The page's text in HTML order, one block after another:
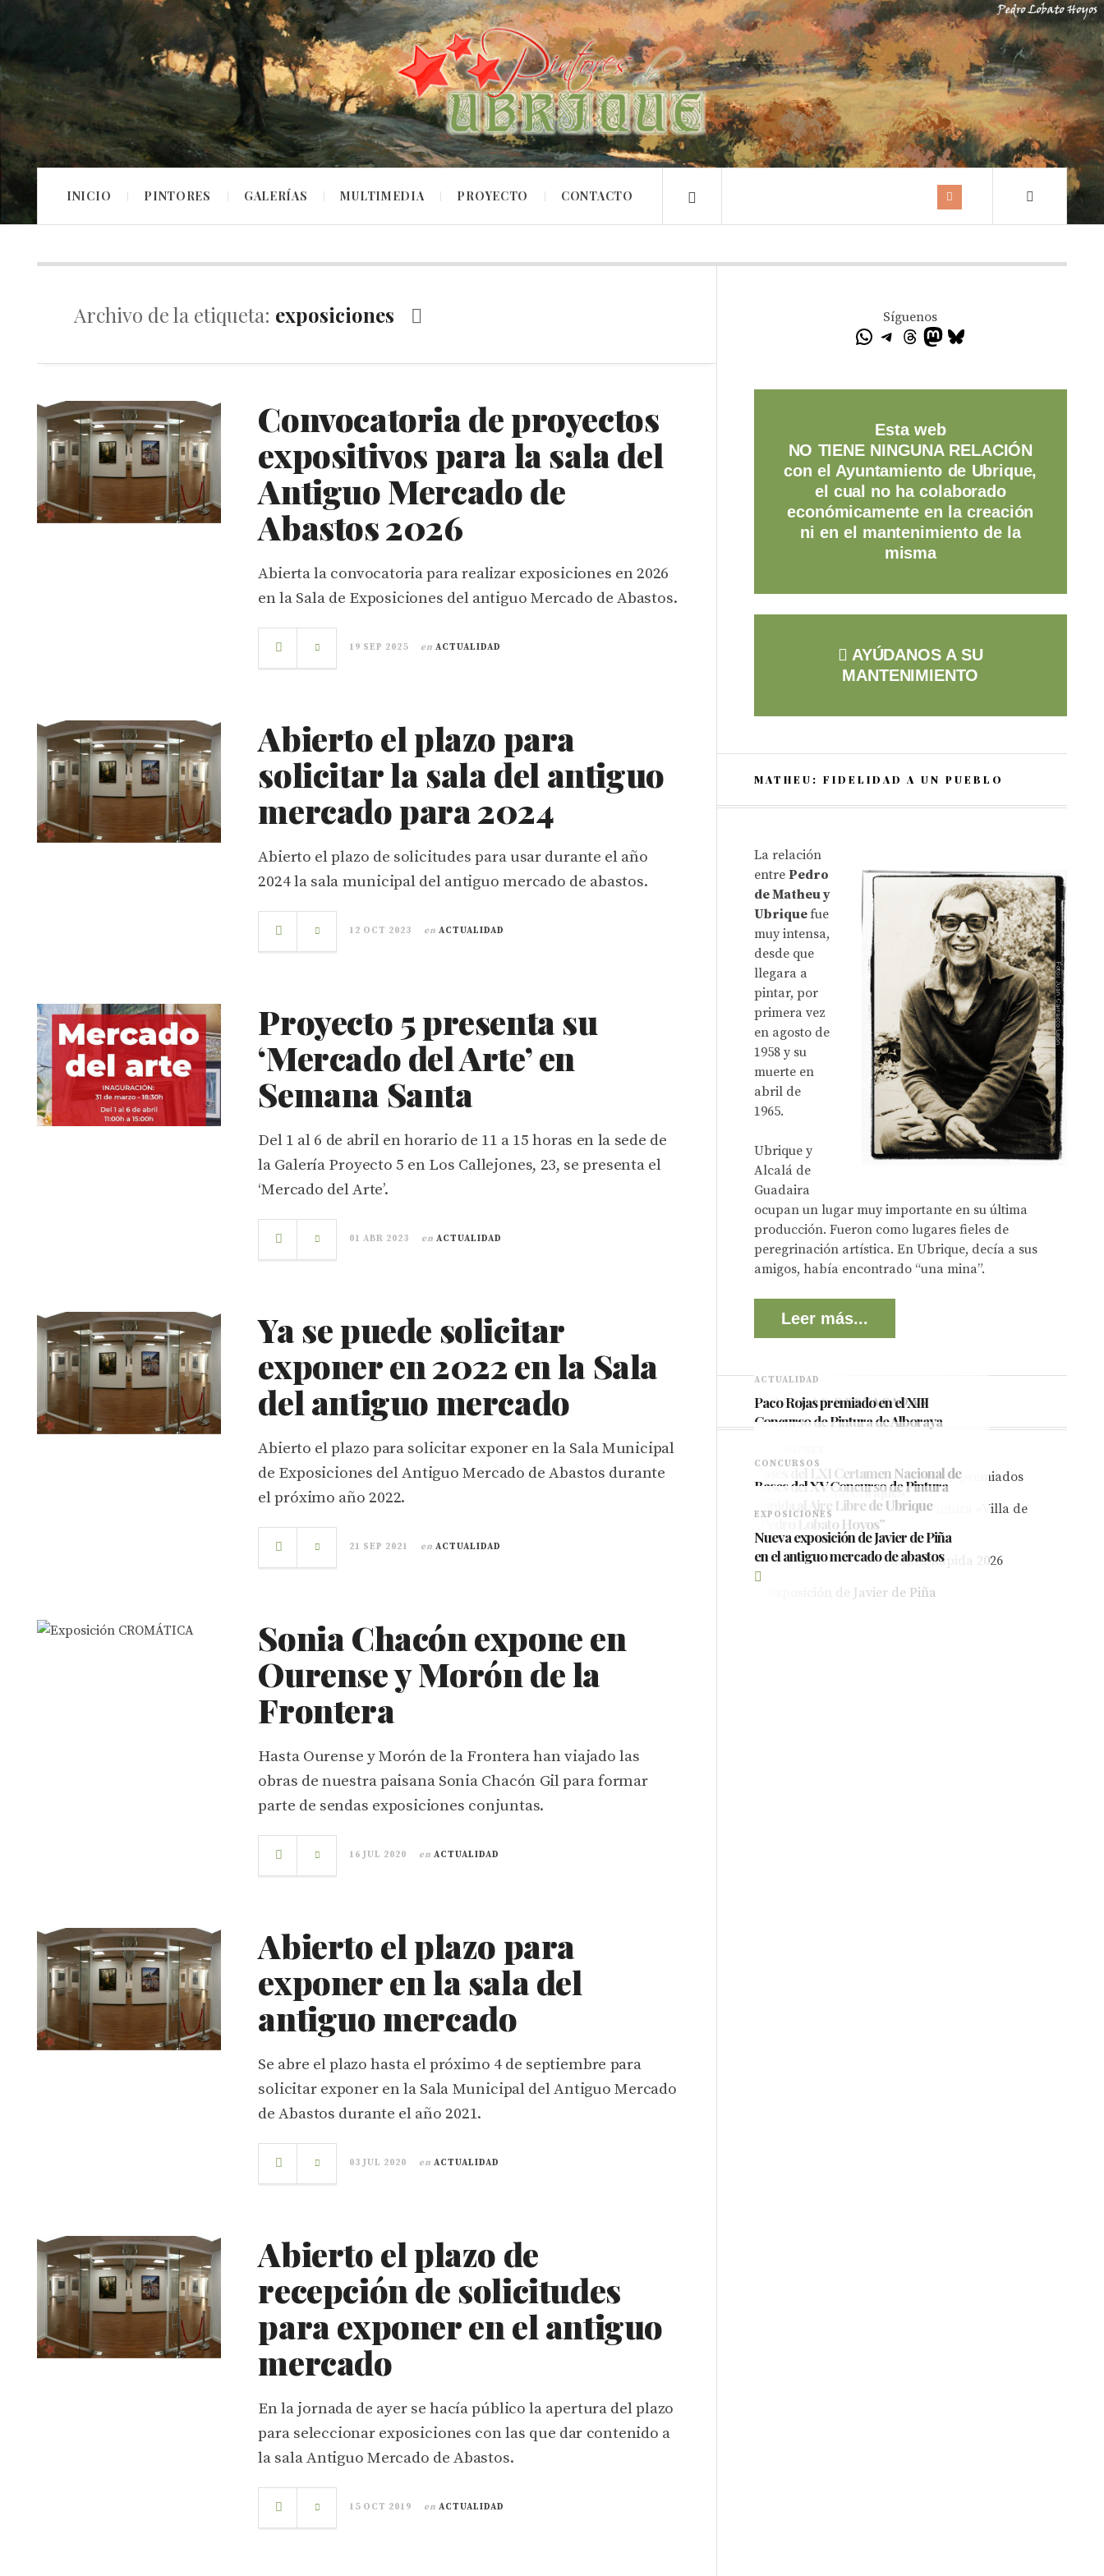
INICIO PINTORES GALERÍAS MULTIMEDIA PROYECTO CONTACTO
Archivo de la etiqueta: exposiciones
Convocatoria de proyectos
expositivos para la sala del
Antiguo Mercado de
Abastos 2026
Abierta la convocatoria para realizar exposiciones en 2026
en la Sala de Exposiciones del antiguo Mercado de Abastos.
19 SEP 2025 en ACTUALIDAD
Abierto el plazo para
solicitar la sala del antiguo
mercado para 2024
Abierto el plazo de solicitudes para usar durante el año
2024 la sala municipal del antiguo mercado de abastos.
12 OCT 2023 en ACTUALIDAD
Proyecto 5 presenta su
‘Mercado del Arte’ en
Semana Santa
Del 1 al 6 de abril en horario de 11 a 15 horas en la sede de
la Galería Proyecto 5 en Los Callejones, 23, se presenta el
‘Mercado del Arte’.
01 ABR 2023 en ACTUALIDAD
Ya se puede solicitar
exponer en 2022 en la Sala
del antiguo mercado
Abierto el plazo para solicitar exponer en la Sala Municipal
de Exposiciones del Antiguo Mercado de Abastos durante
el próximo año 2022.
21 SEP 2021 en ACTUALIDAD
Sonia Chacón expone en
Ourense y Morón de la
Frontera
Hasta Ourense y Morón de la Frontera han viajado las
obras de nuestra paisana Sonia Chacón Gil para formar
parte de sendas exposiciones conjuntas.
16 JUL 2020 en ACTUALIDAD
Abierto el plazo para
exponer en la sala del
antiguo mercado
Se abre el plazo hasta el próximo 4 de septiembre para
solicitar exponer en la Sala Municipal del Antiguo Mercado
de Abastos durante el año 2021.
03 JUL 2020 en ACTUALIDAD
Abierto el plazo de
recepción de solicitudes
para exponer en el antiguo
mercado
En la jornada de ayer se hacía público la apertura del plazo
para seleccionar exposiciones con las que dar contenido a
la sala Antiguo Mercado de Abastos.
15 OCT 2019 en ACTUALIDAD
Síguenos
Esta web
NO TIENE NINGUNA RELACIÓN
con el Ayuntamiento de Ubrique,
el cual no ha colaborado
económicamente en la creación
ni en el mantenimiento de la
misma
AYÚDANOS A SU
MANTENIMIENTO
MATHEU: FIDELIDAD A UN PUEBLO
La relación
entre Pedro
de Matheu y
Ubriquefue
muy intensa,
desde que
llegara a
pintar, por
primera vez
en agosto de
1958 y su
muerte en
abril de
1965.
Ubrique y
Alcalá de
Guadaira
ocupan un lugar muy importante en su última
producción. Fueron como lugares fieles de
peregrinación artística. En Ubrique, decía a sus
amigos, había encontrado “una mina”.
Leer más...
ENTRADAS DESTACADAS
ACTUALIDAD
Paco Rojas premiado en el XIII
Concurso de Pintura de Alboraya
Bases del LXI Certamen Nacional de
Pintura «Villa de Ubrique»
CONCURSOS
Bases del XV Concurso de Pintura
Rápida al Aire Libre de Ubrique
“Pedro Lobato Hoyos”
EXPOSICIONES
Nueva exposición de Javier de Piña
en el antiguo mercado de abastos